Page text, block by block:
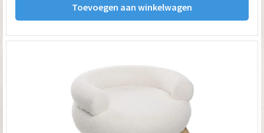
Toevoegen aan winkelwagen